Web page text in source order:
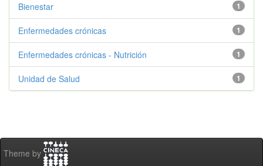
1
Bienestar
1
Enfermedades crónicas
1
Enfermedades crónicas - Nutrición
1
Unidad de Salud
Theme by